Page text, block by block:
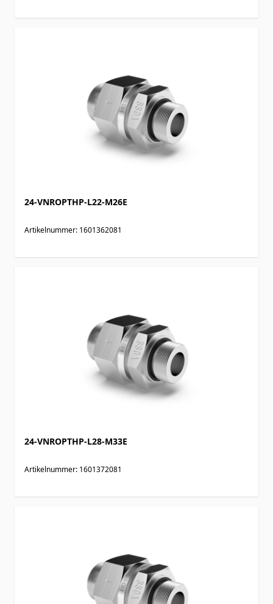
24-VNROPTHP-L22-M26E
Artikelnummer: 1601362081
24-VNROPTHP-L28-M33E
Artikelnummer: 1601372081